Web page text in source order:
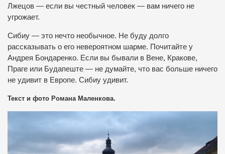
Лжецов — если вы честный человек — вам ничего не
угрожает.
Сибиу — это нечто необычное. Не буду долго
рассказывать о его невероятном шарме. Почитайте у
Андрея Бондаренко. Если вы бывали в Вене, Кракове,
Праге или Будапеште — не думайте, что вас больше ничего
не удивит в Европе. Сибиу удивит.
Текст и фото Романа Маленкова.